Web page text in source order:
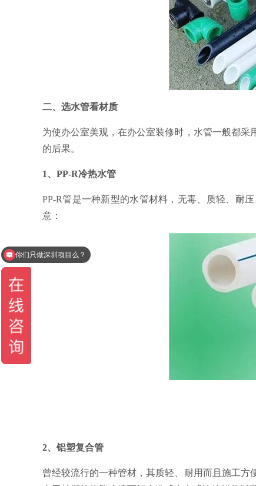
二、选水管看材质
为使办公室美观，在办公室装修时，水管一般都
的后果。
1、PP-R冷热水管
PP-R管是一种新型的水管材料，无毒、质轻、耐
意：
2、铝塑复合管
曾经较流行的一种管材，其质轻、耐用而且施工方
办公室设计一平多少钱？